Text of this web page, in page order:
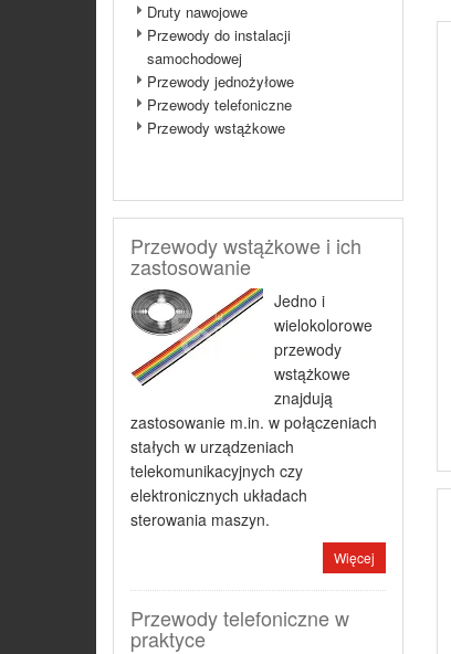
Druty nawojowe
Przewody do instalacji
samochodowej
Przewody jednożyłowe
Przewody telefoniczne
Przewody wstążkowe
Przewody wstążkowe i ich
zastosowanie
Jedno i
wielokolorowe
przewody
wstążkowe
znajdują
zastosowanie m.in. w połączeniach
stałych w urządzeniach
telekomunikacyjnych czy
elektronicznych układach
sterowania maszyn.
Więcej
Przewody telefoniczne w
praktyce